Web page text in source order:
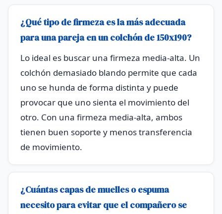
¿Qué tipo de firmeza es la más adecuada
para una pareja en un colchón de 150x190?
Lo ideal es buscar una firmeza media-alta. Un
colchón demasiado blando permite que cada
uno se hunda de forma distinta y puede
provocar que uno sienta el movimiento del
otro. Con una firmeza media-alta, ambos
tienen buen soporte y menos transferencia
de movimiento.
¿Cuántas capas de muelles o espuma
necesito para evitar que el compañero se